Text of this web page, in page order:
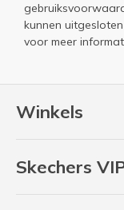
Winkels
Skechers
kunnen
voor meer